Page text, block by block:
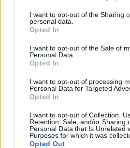
I want to opt-out of the Sharing
personal data.
Opted In
I want to opt-out of the Sale of
Personal Data.
Opted In
I want to opt-out of processing
Personal Data for Targeted
Opted In
I want to opt-out of Collection,
Retention, Sale, and/or Sharing
Personal Data that Is Unrelated
Purposes for which it was
Opted Out
Ακολουθήστε το Pink.gr στο
μάθετε πρώτοιτα πιο hot νέα.
Ακολουθήστε το Pink.gr και